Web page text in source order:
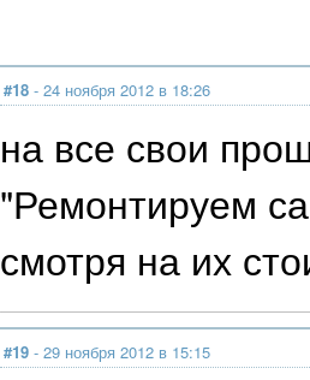
#18 - 24 ноября 2012 в 18:26
на все свои
"Ремонтируем
смотря на их
#19 - 29 ноября 2012 в 15:15